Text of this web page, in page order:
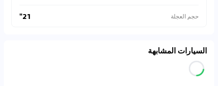
حجم العجلة 21"
السيارات المشابهة